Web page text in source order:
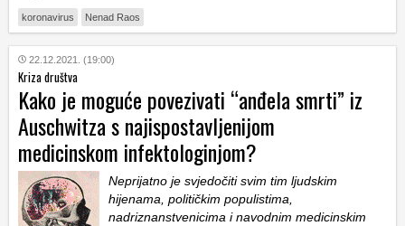
koronavirus Nenad Raos
22.12.2021. (19:00)
Kriza društva
Kako je moguće povezivati “anđela smrti” iz
Auschwitza s najispostavljenijom
medicinskom infektologinjom?
Neprijatno je svjedočiti svim tim ljudskim
hijenama, političkim populistima,
nadriznanstvenicima i navodnim medicinskim